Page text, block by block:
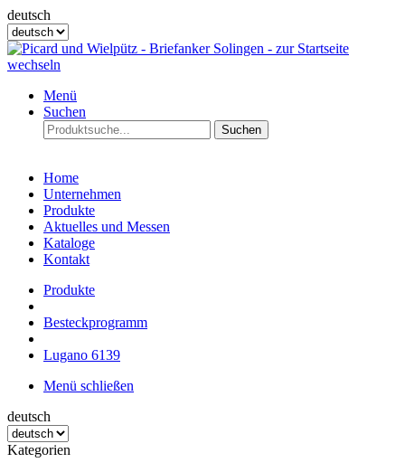
deutsch
Menü
Suchen
Suchen
Home
Unternehmen
Produkte
Aktuelles und Messen
Kataloge
Kontakt
Produkte
Besteckprogramm
Lugano 6139
Menü schließen
deutsch
Kategorien